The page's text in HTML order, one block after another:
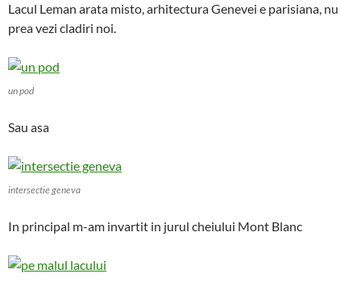
Lacul Leman arata misto, arhitectura Genevei e parisiana, nu
prea vezi cladiri noi.
un pod
Sau asa
intersectie geneva
In principal m-am invartit in jurul cheiului Mont Blanc